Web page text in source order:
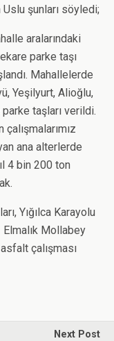
Uslu şunları söyledi;
aralarındaki
parke taşı
Mahallelerde
Yeşilyurt, Alioğlu,
taşları verildi.
ana alterlerde
4 bin 200 ton
Yığılca Karayolu
Mollabey
çalışması
Next Post